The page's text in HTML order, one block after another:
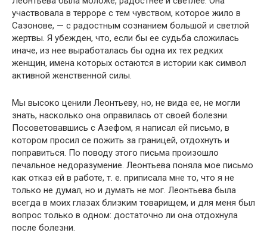
участвовала в терроре с тем чувством, которое жило в
Сазонове, — с радостным сознанием большой и светлой
жертвы. Я убежден, что, если бы ее судьба сложилась
иначе, из нее выработалась бы одна их тех редких
женщин, имена которых остаются в истории как символ
активной женственной силы.
Мы высоко ценили Леонтьеву, но, не вида ее, не могли
знать, насколько она оправилась от своей болезни.
Посоветовавшись с Азефом, я написал ей письмо, в
котором просил се пожить за границей, отдохнуть и
поправиться. По поводу этого письма произошло
печальное недоразумение. Леонтьева поняла мое письмо
как отказ ей в работе, т. е. приписала мне то, что я не
только не думал, но и думать не мог. Леонтьева была
всегда в моих глазах близким товарищем, и для меня был
вопрос только в одном: достаточно ли она отдохнула
после болезни.